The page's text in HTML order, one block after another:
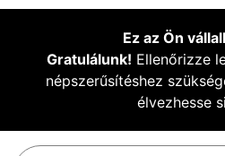
Ez az Ön
Gratulálunk! Ellenőrizze
népszerűsítéshez
élvezhesse